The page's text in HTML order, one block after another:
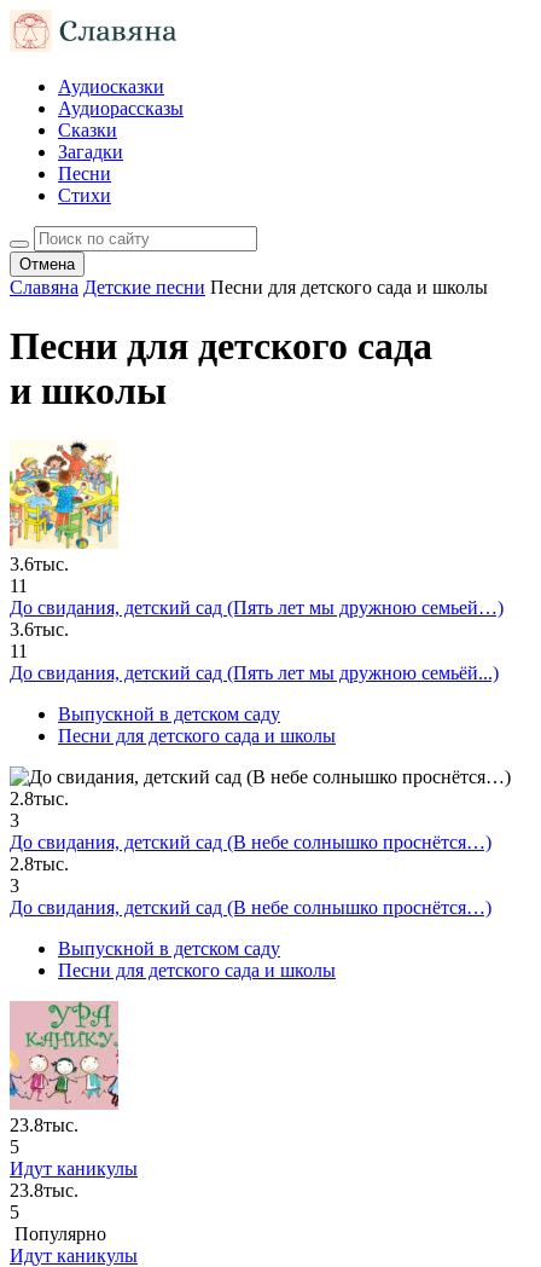
Аудиосказки
Аудиорассказы
Сказки
Загадки
Песни
Стихи
Отмена
Славяна Детские песни Песни для детского сада и школы
Песни для детского сада
и школы
3.6тыс.
11
До свидания, детский сад (Пять лет мы дружною семьей…)
3.6тыс.
11
До свидания, детский сад (Пять лет мы дружною семьёй...)
Выпускной в детском саду
Песни для детского сада и школы
2.8тыс.
3
До свидания, детский сад (В небе солнышко проснётся…)
2.8тыс.
3
До свидания, детский сад (В небе солнышко проснётся…)
Выпускной в детском саду
Песни для детского сада и школы
23.8тыс.
5
Идут каникулы
23.8тыс.
5
Популярно
Идут каникулы